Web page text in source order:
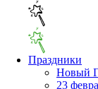
Праздники
Новый
23